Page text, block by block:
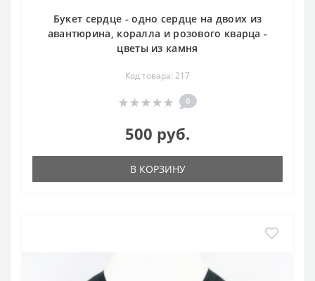
Букет сердце - одно сердце на двоих из
авантюрина, коралла и розового кварца -
цветы из камня
Код товара: 217
0
500 руб.
В КОРЗИНУ